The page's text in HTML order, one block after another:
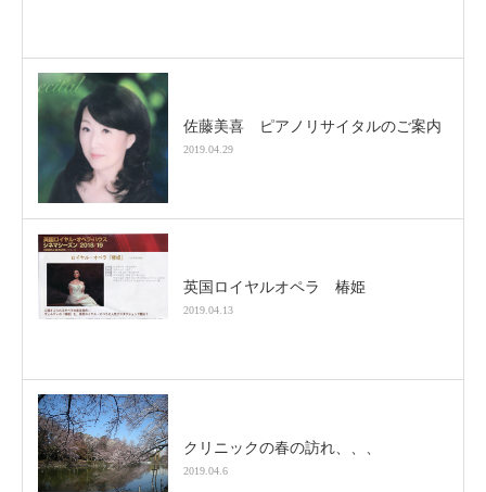
佐藤美喜 ピアノリサイタルのご案内
2019.04.29
英国ロイヤルオペラ 椿姫
2019.04.13
クリニックの春の訪れ、、、
2019.04.6